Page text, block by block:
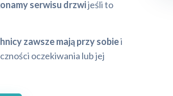
serwisu drzwijeśli to
zawsze mają przy sobiei
oczekiwania lub jej